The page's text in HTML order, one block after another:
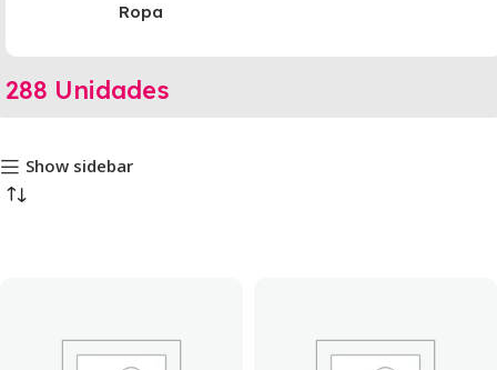
Ropa
288 Unidades
Show sidebar